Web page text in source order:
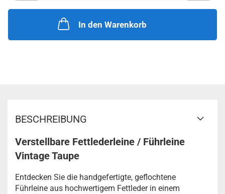
In den Warenkorb
BESCHREIBUNG
Verstellbare Fettlederleine / Führleine
Vintage Taupe
Entdecken Sie die handgefertigte, geflochtene
Führleine aus hochwertigem Fettleder in einem